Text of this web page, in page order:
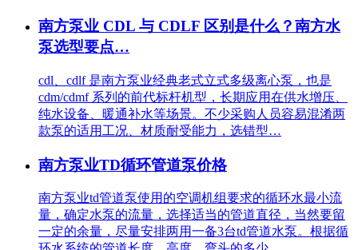
南方泵业 CDL 与 CDLF 区别是什么？南方水
泵选型要点…
cdl、cdlf 是南方泵业经典老式立式多级离心泵，也是
cdm/cdmf 系列的前代标杆机型，长期应用在供水增压、
纯水设备、暖通补水等场景。不少采购人员容易混淆两
款泵的适用工况、材质耐受能力，选错型…
南方泵业TD循环管道泵价格
南方泵业td管道泵使用的空调机组要求的循环水最小流
量，确定水泵的流量，选择适当的管道直径，当然要留
一定的余量，尽量安排两用一备3台td管道水泵。根据循